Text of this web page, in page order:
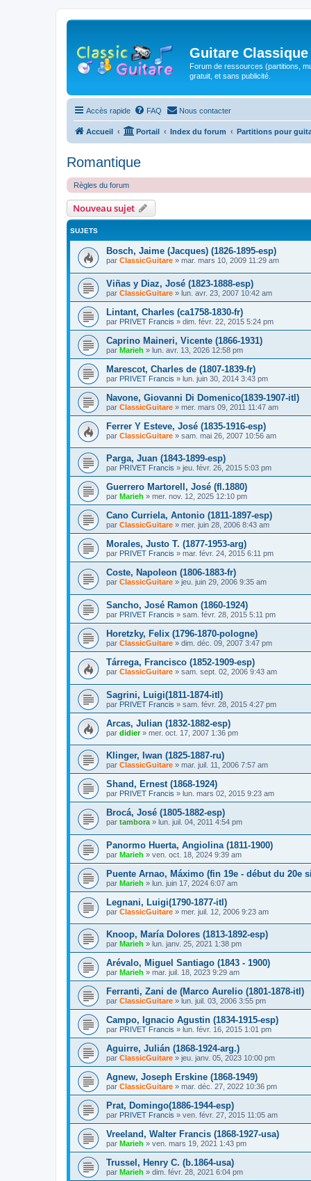
Guitare Classique
Forum de ressources (partitions,
gratuit, et sans publicité.
Accès rapide FAQ Nous contacter
Accueil Portail Index du forum Partitions pour
Romantique
Règles du forum
Nouveau sujet
SUJETS
Bosch, Jaime (Jacques) (1826-1895-esp)
par ClassicGuitare » mar. mars 10, 2009 11:29 am
Viñas y Diaz, José (1823-1888-esp)
par ClassicGuitare » lun. avr. 23, 2007 10:42 am
Lintant, Charles (ca1758-1830-fr)
par PRIVET Francis » dim. févr. 22, 2015 5:24 pm
Caprino Maineri, Vicente (1866-1931)
par Marieh » lun. avr. 13, 2026 12:58 pm
Marescot, Charles de (1807-1839-fr)
par PRIVET Francis » lun. juin 30, 2014 3:43 pm
Navone, Giovanni Di Domenico(1839-1907-itl)
par ClassicGuitare » mer. mars 09, 2011 11:47 am
Ferrer Y Esteve, José (1835-1916-esp)
par ClassicGuitare » sam. mai 26, 2007 10:56 am
Parga, Juan (1843-1899-esp)
par PRIVET Francis » jeu. févr. 26, 2015 5:03 pm
Guerrero Martorell, José (fl.1880)
par Marieh » mer. nov. 12, 2025 12:10 pm
Cano Curriela, Antonio (1811-1897-esp)
par ClassicGuitare » mer. juin 28, 2006 8:43 am
Morales, Justo T. (1877-1953-arg)
par PRIVET Francis » mar. févr. 24, 2015 6:11 pm
Coste, Napoleon (1806-1883-fr)
par ClassicGuitare » jeu. juin 29, 2006 9:35 am
Sancho, José Ramon (1860-1924)
par PRIVET Francis » sam. févr. 28, 2015 5:11 pm
Horetzky, Felix (1796-1870-pologne)
par ClassicGuitare » dim. déc. 09, 2007 3:47 pm
Tárrega, Francisco (1852-1909-esp)
par ClassicGuitare » sam. sept. 02, 2006 9:43 am
Sagrini, Luigi(1811-1874-itl)
par PRIVET Francis » sam. févr. 28, 2015 4:27 pm
Arcas, Julian (1832-1882-esp)
par didier» mer. oct. 17, 2007 1:36 pm
Klinger, Iwan (1825-1887-ru)
par ClassicGuitare » mar. juil. 11, 2006 7:57 am
Shand, Ernest (1868-1924)
par PRIVET Francis » lun. mars 02, 2015 9:23 am
Brocá, José (1805-1882-esp)
par tambora » lun. juil. 04, 2011 4:54 pm
Panormo Huerta, Angiolina (1811-1900)
par Marieh » ven. oct. 18, 2024 9:39 am
Puente Arnao, Máximo (fin 19e - début du 20e
par Marieh » lun. juin 17, 2024 6:07 am
Legnani, Luigi(1790-1877-itl)
par ClassicGuitare » mer. juil. 12, 2006 9:23 am
Knoop, María Dolores (1813-1892-esp)
par Marieh » lun. janv. 25, 2021 1:38 pm
Arévalo, Miguel Santiago (1843 - 1900)
par Marieh » mar. juil. 18, 2023 9:29 am
Ferranti, Zani de (Marco Aurelio (1801-1878-itl)
par ClassicGuitare » lun. juil. 03, 2006 3:55 pm
Campo, Ignacio Agustin (1834-1915-esp)
par PRIVET Francis » lun. févr. 16, 2015 1:01 pm
Aguirre, Julián (1868-1924-arg.)
par ClassicGuitare » jeu. janv. 05, 2023 10:00 pm
Agnew, Joseph Erskine (1868-1949)
par ClassicGuitare » mar. déc. 27, 2022 10:36 pm
Prat, Domingo(1886-1944-esp)
par PRIVET Francis » ven. févr. 27, 2015 11:05 am
Vreeland, Walter Francis (1868-1927-usa)
par Marieh » ven. mars 19, 2021 1:43 pm
Trussel, Henry C. (b.1864-usa)
par Marieh » dim. févr. 28, 2021 6:04 pm